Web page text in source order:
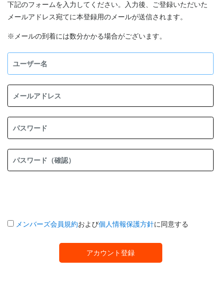
下記のフォームを入力してください。入力後、ご登録いただいた
メールアドレス宛てに本登録用のメールが送信されます。
※メールの到着には数分かかる場合がございます。
メンバーズ会員規約および個人情報保護方針に同意する
アカウント登録